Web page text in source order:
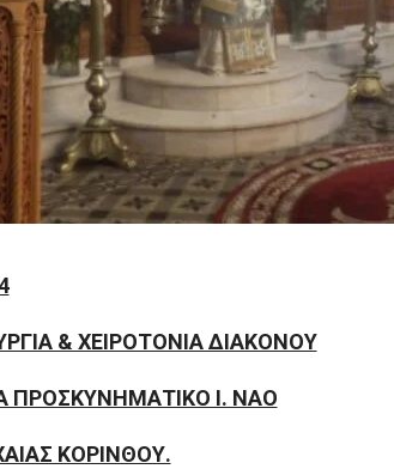
& ΧΕΙΡΟΤΟΝΙΑ ΔΙΑΚΟΝΟΥ
ΠΡΟΣΚΥΝΗΜΑΤΙΚΟ Ι. ΝΑΟ
ΚΟΡΙΝΘΟΥ.